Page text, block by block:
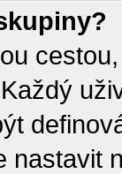
nastavit